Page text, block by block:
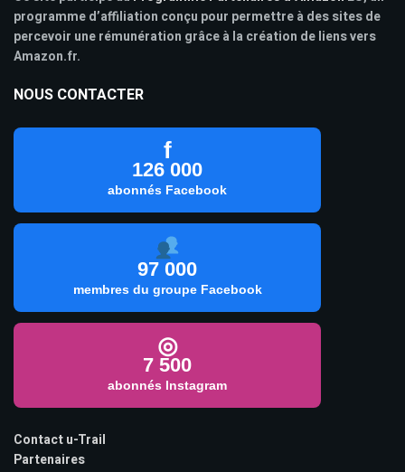
programme d’affiliation conçu pour permettre à des sites de
percevoir une rémunération grâce à la création de liens vers
Amazon.fr.
NOUS CONTACTER
f
126 000
abonnés Facebook
97 000
membres du groupe Facebook
◎
7 500
abonnés Instagram
Contact u-Trail
Partenaires